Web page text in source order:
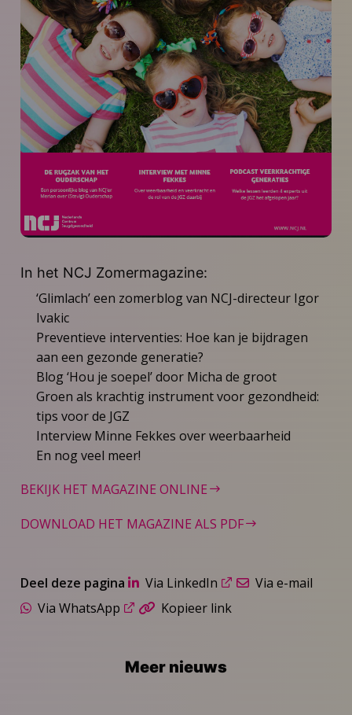
In het NCJ Zomermagazine:
‘Glimlach’ een zomerblog van NCJ-directeur Igor
Ivakic
Preventieve interventies: Hoe kan je bijdragen
aan een gezonde generatie?
Blog ‘Hou je soepel’ door Micha de groot
Groen als krachtig instrument voor gezondheid:
tips voor de JGZ
Interview Minne Fekkes over weerbaarheid
En nog veel meer!
BEKIJK HET MAGAZINE ONLINE
DOWNLOAD HET MAGAZINE ALS PDF
Deel deze pagina Via LinkedIn
Via e-mail
Via WhatsApp
Kopieer link
Meer nieuws